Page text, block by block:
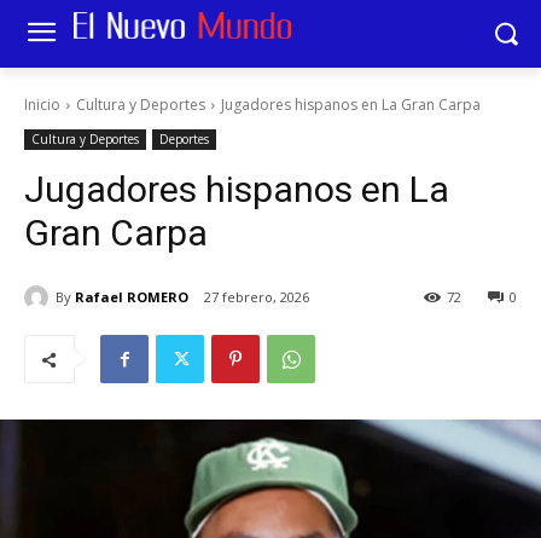
Inicio Cultura y Deportes Jugadores hispanos en La Gran Carpa
Cultura y Deportes Deportes
Jugadores hispanos en La
Gran Carpa
By Rafael ROMERO 27 febrero, 2026 0
72